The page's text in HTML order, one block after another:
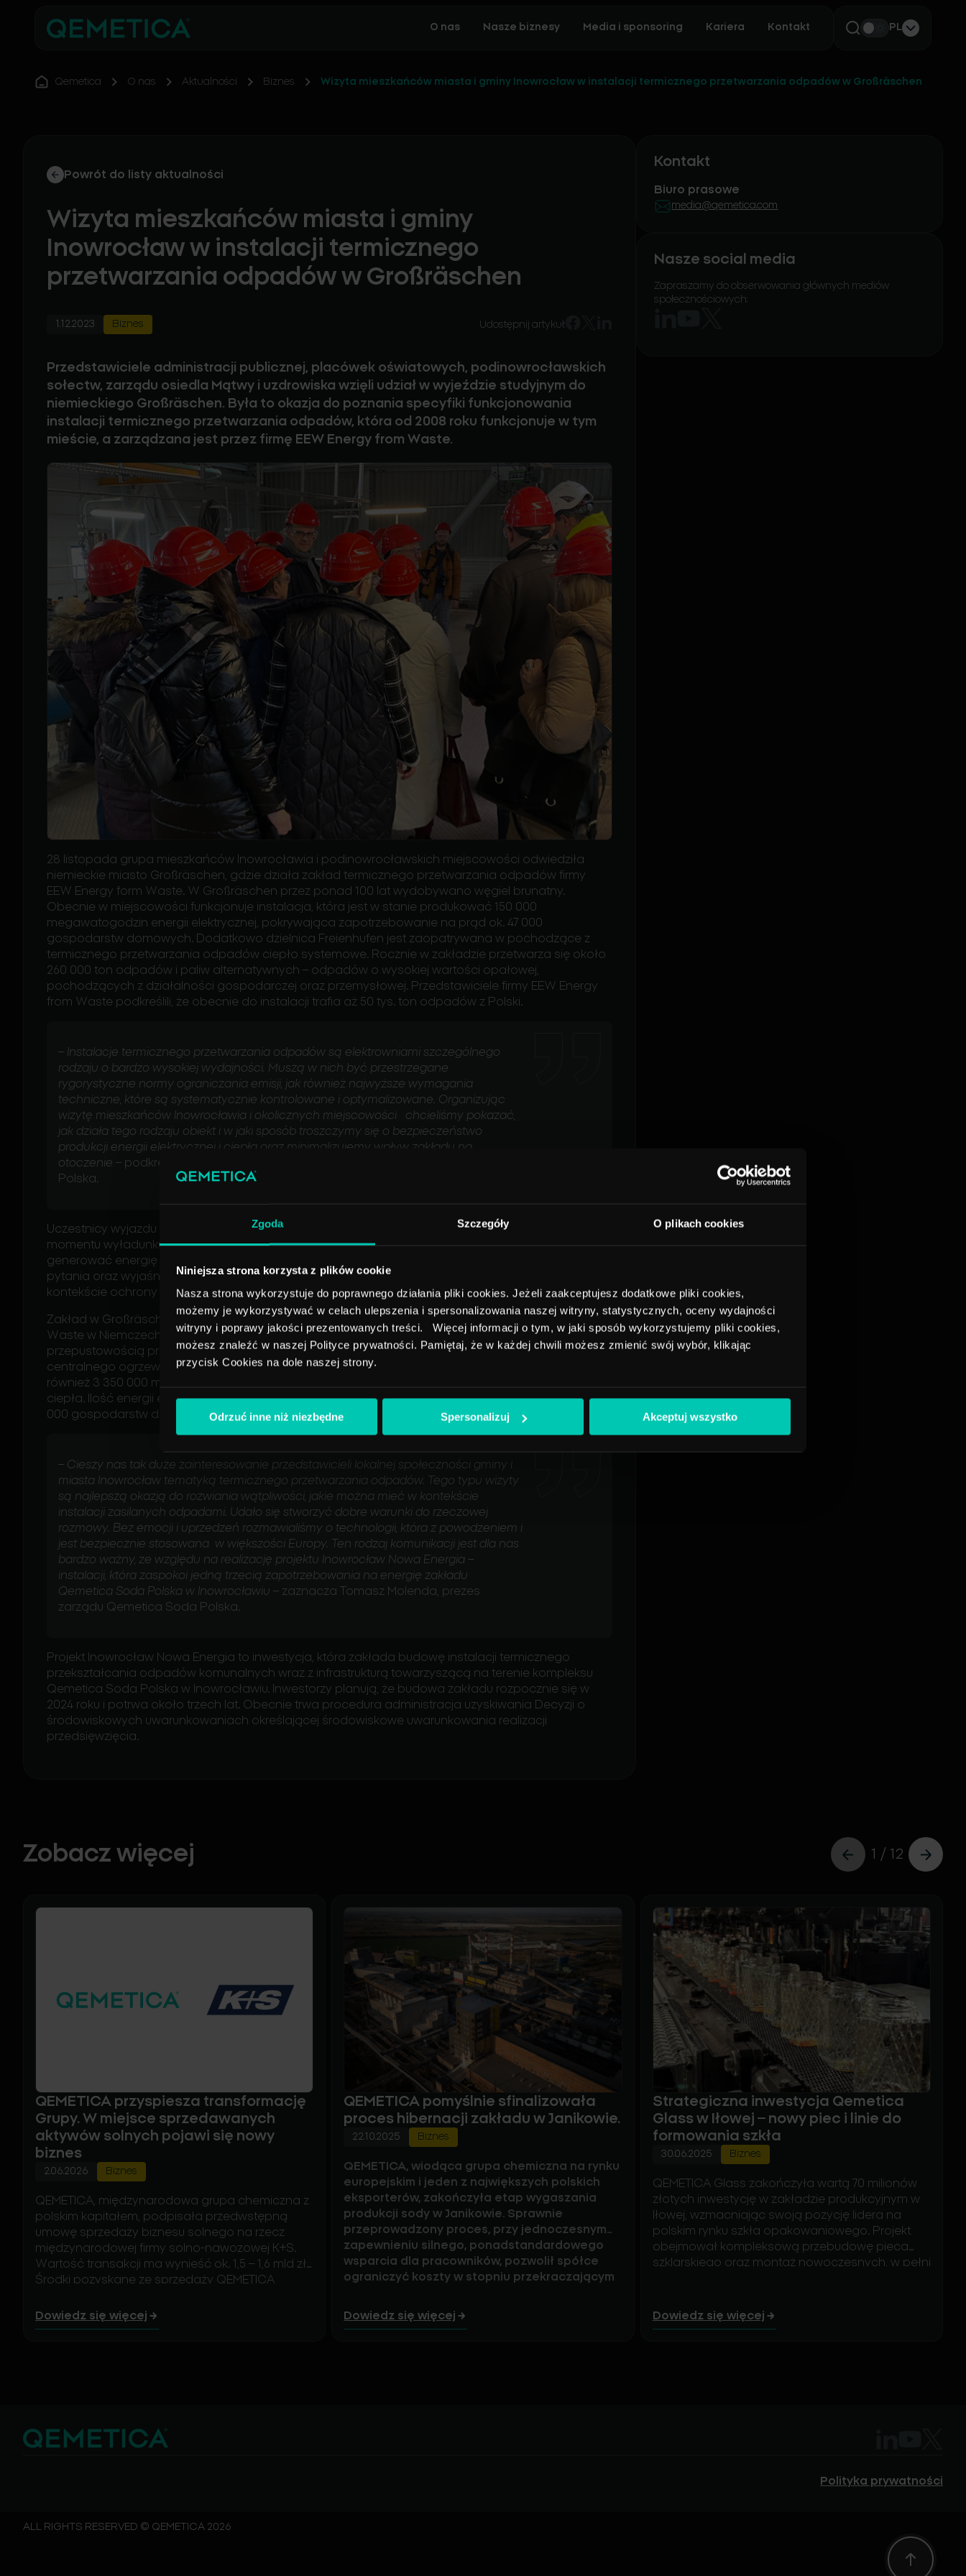
Zgoda Szczegóły O plikach cookies
Niniejsza strona korzysta z plików cookie
Nasza strona wykorzystuje do poprawnego działania pliki cookies. Jeżeli zaakceptujesz dodatkowe pliki cookies,
możemy je wykorzystywać w celach ulepszenia i spersonalizowania naszej witryny, statystycznych, oceny wydajności
witryny i poprawy jakości prezentowanych treści. Więcej informacji o tym, w jaki sposób wykorzystujemy pliki cookies,
możesz znaleźć w naszej Polityce prywatności. Pamiętaj, że w każdej chwili możesz zmienić swój wybór, klikając
przycisk Cookies na dole naszej strony.
Odrzuć inne niż niezbędne Spersonalizuj Akceptuj wszystko
O nas Nasze biznesy Media i sponsoring Kariera Kontakt PL
Qemetica O nas Aktualności Biznes Wizyta mieszkańców miasta i gminy Inowrocław w instalacji termicznego przetwarzania odpadów w Großräschen
Powrót do listy aktualności
Wizyta mieszkańców miasta i gminy
Inowrocław w instalacji termicznego
przetwarzania odpadów w Großräschen
1.12.2023 Biznes Udostępnij artykuł:
Przedstawiciele administracji publicznej, placówek oświatowych, podinowrocławskich
sołectw, zarządu osiedla Mątwy i uzdrowiska wzięli udział w wyjeździe studyjnym do
niemieckiego Großräschen. Była to okazja do poznania specyfiki funkcjonowania
instalacji termicznego przetwarzania odpadów, która od 2008 roku funkcjonuje w tym
mieście, a zarządzana jest przez firmę EEW Energy from Waste.
28 listopada grupa mieszkańców Inowrocławia i podinowrocławskich miejscowości odwiedziła
niemieckie miasto Großräschen, gdzie działa zakład termicznego przetwarzania odpadów firmy
EEW Energy form Waste. W Großräschen przez ponad 100 lat wydobywano węgiel brunatny.
Obecnie w miejscowości funkcjonuje instalacja, która jest w stanie produkować 150 000
megawatogodzin energii elektrycznej, pokrywająca zapotrzebowanie na prąd ok. 47 000
gospodarstw domowych. Dodatkowo dzielnica Freienhufen jest zaopatrywana w pochodzące z
termicznego przetwarzania odpadów ciepło systemowe. Rocznie w zakładzie przetwarza się około
260 000 ton odpadów i paliw alternatywnych – odpadów o wysokiej wartości opałowej,
pochodzących z działalności gospodarczej oraz przemysłowej. Przedstawiciele firmy EEW Energy
from Waste podkreślili, że obecnie do instalacji trafia aż 50 tys. ton odpadów z Polski.
– Instalacje termicznego przetwarzania odpadów są elektrowniami szczególnego
rodzaju o bardzo wysokiej wydajności. Muszą w nich być przestrzegane
rygorystyczne normy ograniczania emisji, jak również najwyższe wymagania
techniczne, które są systematycznie kontrolowane i optymalizowane. Organizując
wizytę mieszkańców Inowrocławia i okolicznych miejscowości chcieliśmy pokazać,
jak działa tego rodzaju obiekt i w jaki sposób troszczymy się o bezpieczeństwo
produkcji energii elektrycznej i ciepła oraz minimalizujemy wpływ zakładu na
otoczenie – podkreśla Frank Paasche, prezes zarządu EEW Energy from Waste
Polska.
Uczestnicy wyjazdu do Niemiec mogli zapoznać się z całym procesem technologicznym od
momentu wyładunku odpadów do specjalnego bunkra, aż do spalenia w kotle, pozwalającym
generować energię elektryczną i ciepło. Podczas wizyty pracownicy zakładu odpowiadali na
pytania oraz wyjaśniali specyfikę funkcjonowania instalacji, działania jakie są podejmowane w
kontekście ochrony środowiska.
Zakład w Großräschen jest jednym z 17 tego rodzaju obiektów, którymi zarządza EEW Energy from
Waste w Niemczech, Luksemburgu i w Holandii. Łącznie instalacje dysponują energetyczną
przepustowością przetwarzania około 5 000 000 ton odpadów rocznie. Dzięki temu na potrzeby
centralnego ogrzewania wytwarzane jest około 2 200 000 megawatogodzin energii elektrycznej, jak
również 3 350 000 megawatogodzin pary technologicznej i około 1 100 000 megawatogodzin
ciepła. Ilość energii elektrycznej produkowanej tylko przez EEW odpowiada zapotrzebowaniu 700
000 gospodarstw domowych.
– Cieszy nas tak duże zainteresowanie przedstawicieli lokalnej społeczności gminy i
miasta Inowrocław tematyką termicznego przetwarzania odpadów. Tego typu wizyty
są najlepszą okazją do rozwiania wątpliwości, jakie można mieć w kontekście
instalacji zasilanych odpadami. Udało się stworzyć dobre warunki do rzeczowej
rozmowy. Bez emocji i uprzedzeń rozmawialiśmy o technologii, która z powodzeniem i
jest bezpiecznie stosowana w większości Europy. Ten rodzaj komunikacji jest dla nas
bardzo ważny, ze względu na realizację projektu Inowrocław Nowa Energia –
instalacji, która zaspokoi jedną trzecią zapotrzebowania na energię zakładu
Qemetica Soda Polska w Inowrocławiu – zaznacza Tomasz Molenda, prezes
zarządu Qemetica Soda Polska.
Projekt Inowrocław Nowa Energia to inwestycja, która zakłada budowę instalacji termicznego
przekształcania odpadów komunalnych wraz z infrastrukturą towarzyszącą na terenie kompleksu
Qemetica Soda Polska w Inowrocławiu. Inwestorzy planują, że budowa zakładu rozpocznie się w
2024 roku i potrwa około trzech lat. Obecnie trwa procedura administracja uzyskiwania Decyzji o
środowiskowych uwarunkowaniach określającej środowiskowe uwarunkowania realizacji
przedsięwzięcia.
Kontakt
Biuro prasowe
media@qemetica.com
Nasze social media
Zapraszamy do obserwowania głównych mediów
społecznościowych:
Zobacz więcej 1 / 12
QEMETICA przyspiesza transformację
Grupy. W miejsce sprzedawanych
aktywów solnych pojawi się nowy
biznes
2.06.2026 Biznes
QEMETICA, międzynarodowa grupa chemiczna z
polskim kapitałem, podpisała przedwstępną
umowę sprzedaży biznesu solnego na rzecz
międzynarodowej firmy solno-nawozowej K+S.
Wartość transakcji ma wynieść ok. 1,5 – 1,6 mld zł.
Środki pozyskane ze sprzedaży QEMETICA
Grupy oraz wsparcie dalszego rozwoju. Spółka
uruchamia nowy segment działalności –
Dowiedz się więcej
QEMETICA pomyślnie sfinalizowała
proces hibernacji zakładu w Janikowie.
22.10.2025 Biznes
QEMETICA, wiodąca grupa chemiczna na rynku
europejskim i jeden z największych polskich
eksporterów, zakończyła etap wygaszania
produkcji sody w Janikowie. Sprawnie
przeprowadzony proces, przy jednoczesnym
zapewnieniu silnego, ponadstandardowego
wsparcia dla pracowników, pozwolił spółce
ograniczyć koszty w stopniu przekraczającym
zakładu to konsekwencja m.in. nasilających się
wymogów regulacyjnych oraz rosnącej presji
Dowiedz się więcej
Strategiczna inwestycja Qemetica
Glass w Iłowej – nowy piec i linie do
formowania szkła
30.06.2025 Biznes
QEMETICA Glass zakończyła wartą 70 milionów
złotych inwestycję w zakładzie produkcyjnym w
Iłowej, wzmacniając swoją pozycję lidera na
polskim rynku szkła opakowaniowego. Projekt
obejmował kompleksową przebudowę pieca
szklarskiego oraz montaż nowoczesnych, w pełni
stanowi odpowiedź na rosnące wymagania
Dowiedz się więcej
Polityka prywatności
ALL RIGHTS RESERVED © QEMETICA 2026